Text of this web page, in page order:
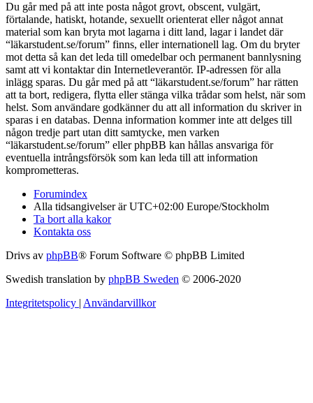
Du går med på att inte posta något grovt, obscent, vulgärt,
förtalande, hatiskt, hotande, sexuellt orienterat eller något annat
material som kan bryta mot lagarna i ditt land, lagar i landet där
“läkarstudent.se/forum” finns, eller internationell lag. Om du bryter
mot detta så kan det leda till omedelbar och permanent bannlysning
samt att vi kontaktar din Internetleverantör. IP-adressen för alla
inlägg sparas. Du går med på att “läkarstudent.se/forum” har rätten
att ta bort, redigera, flytta eller stänga vilka trådar som helst, när som
helst. Som användare godkänner du att all information du skriver in
sparas i en databas. Denna information kommer inte att delges till
någon tredje part utan ditt samtycke, men varken
“läkarstudent.se/forum” eller phpBB kan hållas ansvariga för
eventuella intrångsförsök som kan leda till att information
komprometteras.
Forumindex
Alla tidsangivelser är UTC+02:00 Europe/Stockholm
Ta bort alla kakor
Kontakta oss
Drivs av phpBB® Forum Software © phpBB Limited
Swedish translation by phpBB Sweden © 2006-2020
Integritetspolicy | Användarvillkor